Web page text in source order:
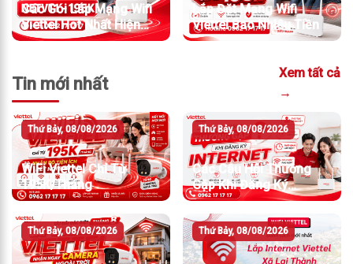
Các Gói Lắp Mạng Wifi
Viettel Hot Nhất Hiện
Nay
Lắp Đặt Mạng Wifi
Viettel Bao Nhiêu Tiền
Tin mới nhất
Xem tất cả
→
Thứ Bảy, 08/08/2026
WiFi Viettel Chỉ Từ
195K/Tháng
Thứ Bảy, 08/08/2026
Các Câu Hỏi Thường
Gặp Khi Đăng Ký
Internet Viettel
Thứ Bảy, 08/08/2026 Thứ Bảy, 08/08/2026